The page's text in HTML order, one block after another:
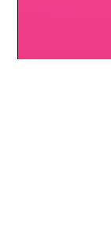
0%
0%